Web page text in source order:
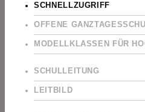
SCHNELLZUGRIFF
OFFENE
MODELLKLASSEN FÜR
SCHULLEITUNG
LEITBILD